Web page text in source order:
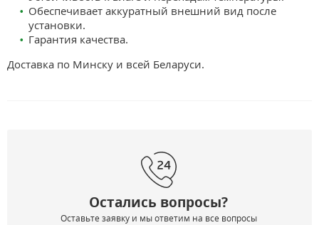
Обеспечивает аккуратный внешний вид после
установки.
Гарантия качества.
Доставка по Минску и всей Беларуси.
Остались вопросы?
Оставьте заявку и мы ответим на все вопросы